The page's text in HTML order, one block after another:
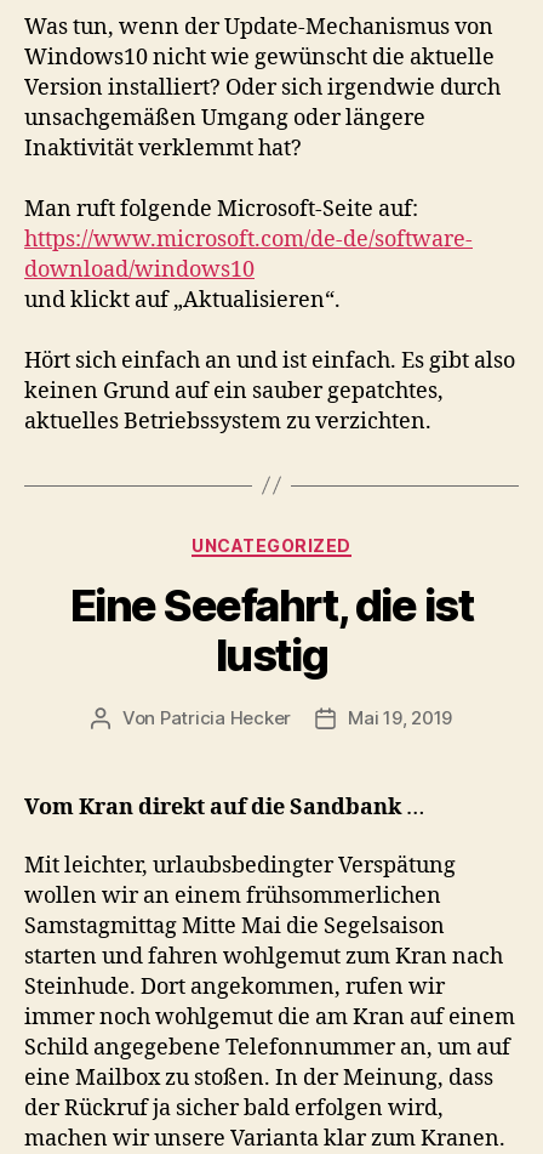
Was tun, wenn der Update-Mechanismus von
Windows10 nicht wie gewünscht die aktuelle
Version installiert? Oder sich irgendwie durch
unsachgemäßen Umgang oder längere
Inaktivität verklemmt hat?
Man ruft folgende Microsoft-Seite auf:
https://www.microsoft.com/de-de/software-
download/windows10
und klickt auf „Aktualisieren“.
Hört sich einfach an und ist einfach. Es gibt also
keinen Grund auf ein sauber gepatchtes,
aktuelles Betriebssystem zu verzichten.
Kategorien
UNCATEGORIZED
Eine Seefahrt, die ist
lustig
Beitragsautor
Von Patricia Hecker Beitragsdatum
Mai 19, 2019
Vom Kran direkt auf die Sandbank…
Mit leichter, urlaubsbedingter Verspätung
wollen wir an einem frühsommerlichen
Samstagmittag Mitte Mai die Segelsaison
starten und fahren wohlgemut zum Kran nach
Steinhude. Dort angekommen, rufen wir
immer noch wohlgemut die am Kran auf einem
Schild angegebene Telefonnummer an, um auf
eine Mailbox zu stoßen. In der Meinung, dass
der Rückruf ja sicher bald erfolgen wird,
machen wir unsere Varianta klar zum Kranen.